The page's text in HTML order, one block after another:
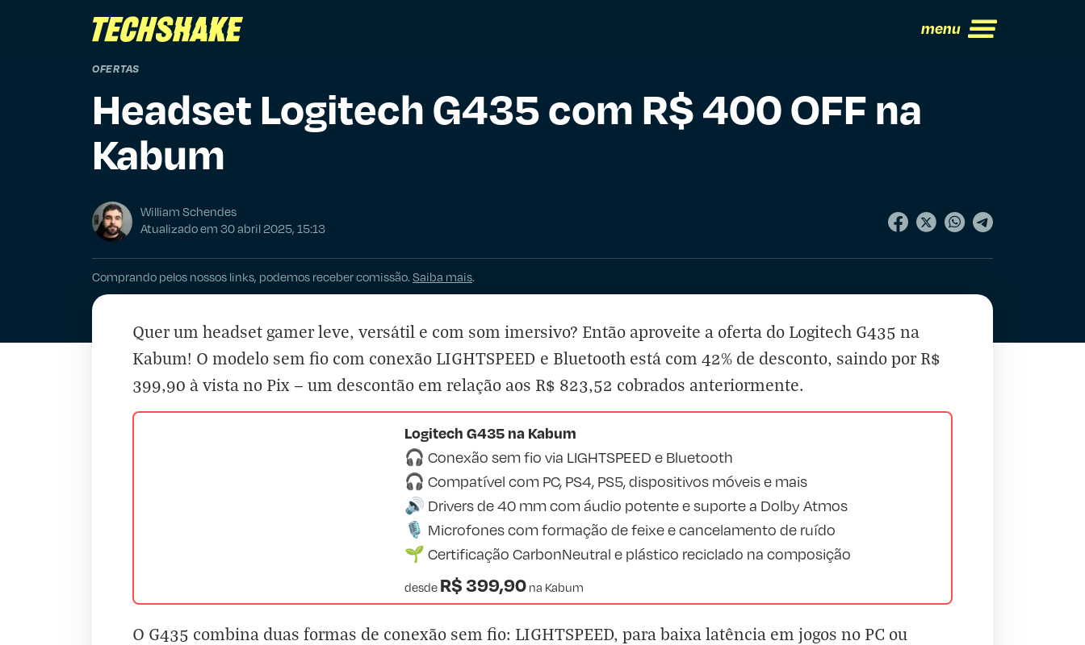
menu
OFERTAS
Headset Logitech G435 com R$ 400 OFF na
Kabum
William Schendes
Atualizado em 30 abril 2025, 15:13
Comprando pelos nossos links, podemos receber comissão.Saiba mais.
Quer um headset gamer leve, versátil e com som imersivo? Então aproveite a oferta do Logitech G435 na
Kabum! O modelo sem fio com conexão LIGHTSPEED e Bluetooth está com 42% de desconto, saindo por R$
399,90 à vista no Pix — um descontão em relação aos R$ 823,52 cobrados anteriormente.
Logitech G435 na Kabum
🎧 Conexão sem fio via LIGHTSPEED e Bluetooth
🎧 Compatível com PC, PS4, PS5, dispositivos móveis e mais
🔊 Drivers de 40 mm com áudio potente e suporte a Dolby Atmos
🎙️ Microfones com formação de feixe e cancelamento de ruído
🌱 Certificação CarbonNeutral e plástico reciclado na composição
desde R$ 399,90 na Kabum
O G435 combina duas formas de conexão sem fio: LIGHTSPEED, para baixa latência em jogos no PC ou